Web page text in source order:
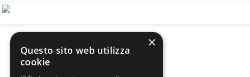
×
Questo sito web utilizza
cookie